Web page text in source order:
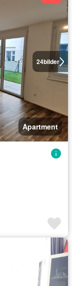
24bilder
Apartment